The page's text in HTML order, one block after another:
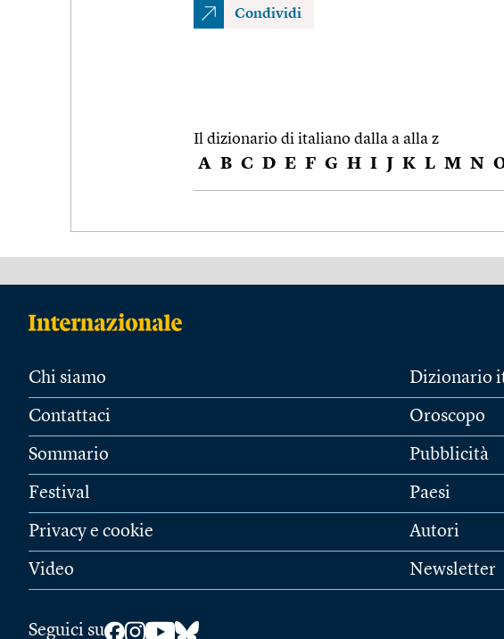
Condividi
Il dizionario di italiano dalla a alla z
A B C D E F G H I J K L M N
Chi siamo
Contattaci
Sommario
Festival
Privacy e cookie
Video
Dizionario
Oroscopo
Pubblicità
Paesi
Autori
Newsletter
Seguici su